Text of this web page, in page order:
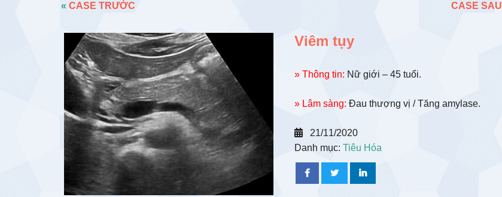
« CASE TRƯỚC CASE SAU
Viêm tụy
» Thông tin: Nữ giới – 45 tuổi.
» Lâm sàng: Đau thượng vị / Tăng amylase.
21/11/2020
Danh mục: Tiêu Hóa